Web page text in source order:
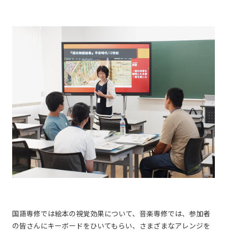
国語専修では絵本の視覚効果について、音楽専修では、参加者
の皆さんにキーボードをひいてもらい、さまざまなアレンジを